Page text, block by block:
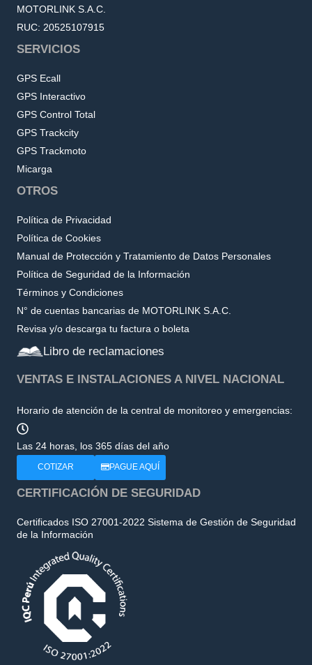
MOTORLINK S.A.C.
RUC: 20525107915
SERVICIOS
GPS Ecall
GPS Interactivo
GPS Control Total
GPS Trackcity
GPS Trackmoto
Micarga
OTROS
Política de Privacidad
Política de Cookies
Manual de Protección y Tratamiento de Datos Personales
Política de Seguridad de la Información
Términos y Condiciones
N° de cuentas bancarias de MOTORLINK S.A.C.
Revisa y/o descarga tu factura o boleta
Libro de reclamaciones
VENTAS E INSTALACIONES A NIVEL NACIONAL
Horario de atención de la central de monitoreo y emergencias:
Las 24 horas, los 365 días del año
COTIZAR PAGUE AQUÍ
CERTIFICACIÓN DE SEGURIDAD
Certificados ISO 27001-2022 Sistema de Gestión de Seguridad
de la Información